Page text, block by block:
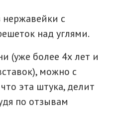
нержавейки с
над углями.
(уже более 4х лет и
можно с
эта штука, делит
по отзывам